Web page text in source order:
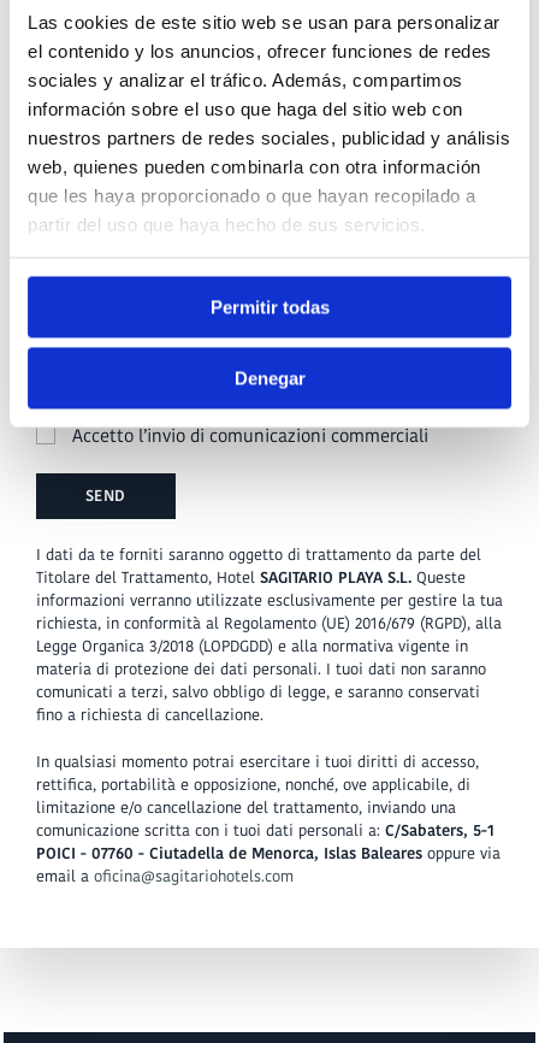
Las cookies de este sitio web se usan para personalizar
el contenido y los anuncios, ofrecer funciones de redes
sociales y analizar el tráfico. Además, compartimos
información sobre el uso que haga del sitio web con
nuestros partners de redes sociales, publicidad y análisis
web, quienes pueden combinarla con otra información
que les haya proporcionado o que hayan recopilado a
partir del uso que haya hecho de sus servicios.
Permitir todas
Denegar
Message
politica sulla privacy
Accetto l’invio di comunicazioni commerciali
SEND
I dati da te forniti saranno oggetto di trattamento da parte del
Titolare del Trattamento, Hotel SAGITARIO PLAYA S.L. Queste
informazioni verranno utilizzate esclusivamente per gestire la tua
richiesta, in conformità al Regolamento (UE) 2016/679 (RGPD), alla
Legge Organica 3/2018 (LOPDGDD) e alla normativa vigente in
materia di protezione dei dati personali. I tuoi dati non saranno
comunicati a terzi, salvo obbligo di legge, e saranno conservati
fino a richiesta di cancellazione.
In qualsiasi momento potrai esercitare i tuoi diritti di accesso,
rettifica, portabilità e opposizione, nonché, ove applicabile, di
limitazione e/o cancellazione del trattamento, inviando una
comunicazione scritta con i tuoi dati personali a: C/Sabaters, 5-1
POICI - 07760 - Ciutadella de Menorca, Islas Baleares oppure via
email a oficina@sagitariohotels.com